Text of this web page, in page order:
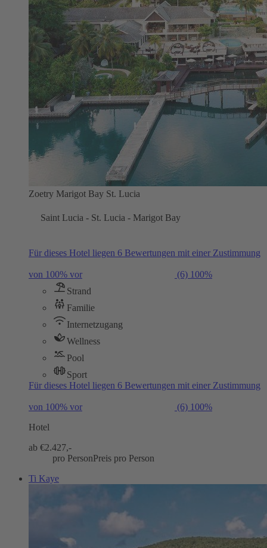
Zoetry Marigot Bay St. Lucia
Saint Lucia - St. Lucia - Marigot Bay
Für dieses Hotel liegen 6 Bewertungen mit einer Zustimmung
von 100% vor (6) 100%
Strand
Familie
Internetzugang
Wellness
Pool
Sport
Für dieses Hotel liegen 6 Bewertungen mit einer Zustimmung
von 100% vor (6) 100%
Hotel
ab €2.427,-
pro PersonPreis pro Person
Ti Kaye